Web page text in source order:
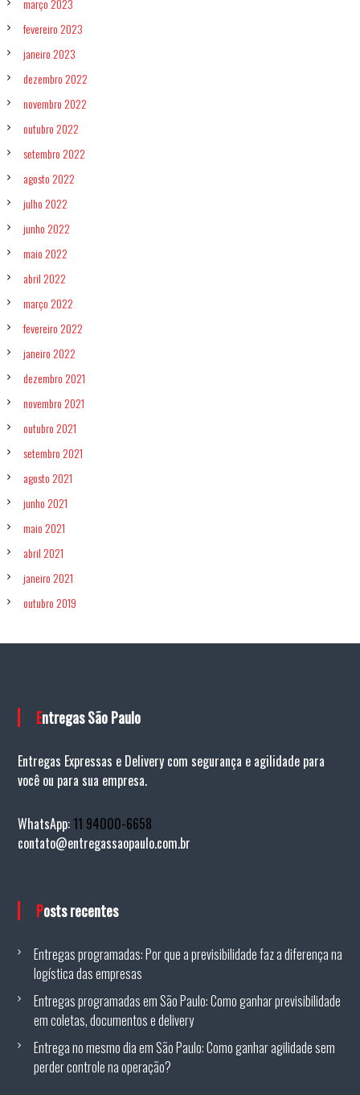
março 2023
fevereiro 2023
janeiro 2023
dezembro 2022
novembro 2022
outubro 2022
setembro 2022
agosto 2022
julho 2022
junho 2022
maio 2022
abril 2022
março 2022
fevereiro 2022
janeiro 2022
dezembro 2021
novembro 2021
outubro 2021
setembro 2021
agosto 2021
junho 2021
maio 2021
abril 2021
janeiro 2021
outubro 2019
Entregas São Paulo
Entregas Expressas e Delivery com segurança e agilidade para
você ou para sua empresa.
WhatsApp: 11 94000-6658
contato@entregassaopaulo.com.br
Posts recentes
Entregas programadas: Por que a previsibilidade faz a diferença na
logística das empresas
Entregas programadas em São Paulo: Como ganhar previsibilidade
em coletas, documentos e delivery
Entrega no mesmo dia em São Paulo: Como ganhar agilidade sem
perder controle na operação?